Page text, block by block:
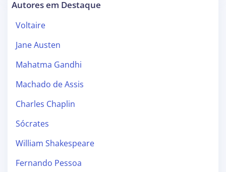
Autores em Destaque
Voltaire
Jane Austen
Mahatma Gandhi
Machado de Assis
Charles Chaplin
Sócrates
William Shakespeare
Fernando Pessoa